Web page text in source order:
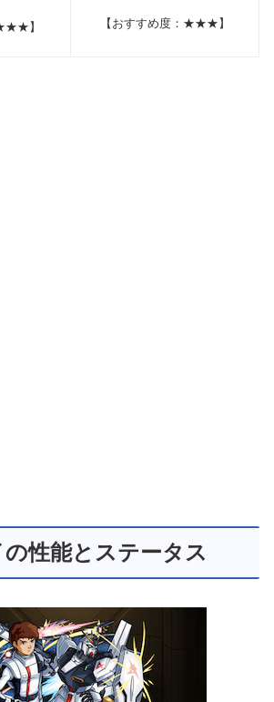
】 【おすすめ度：★★★】
性能とステータス